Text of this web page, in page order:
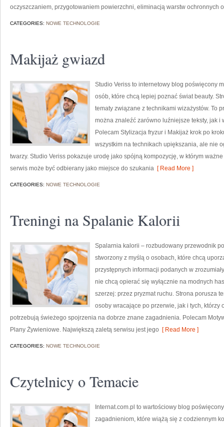
oczyszczaniem, przygotowaniem powierzchni, eliminacją warstw ochronnych
CATEGORIES: NOWE TECHNOLOGIE
Makijaż gwiazd
Studio Veriss to internetowy blog poświęcony
osób, które chcą lepiej poznać świat beauty.
tematy związane z technikami wizażystów. To
można znaleźć zarówno luźniejsze teksty, jak i
Polecam Stylizacja fryzur i Makijaż krok po
wszystkim na technikach upiększania, ale nie
twarzy. Studio Veriss pokazuje urodę jako spójną kompozycję, w którym
serwis może być odbierany jako miejsce do szukania [ Read More ]
CATEGORIES: NOWE TECHNOLOGIE
Treningi na Spalanie Kalorii
Spalarnia kalorii – rozbudowany przewodnik
stworzony z myślą o osobach, które chcą
przystępnych informacji podanych w
nie chcą opierać się wyłącznie na modnych
szerzej: przez pryzmat ruchu. Strona porusza
osoby wracające po przerwie, jak i tych,
potrzebują świeżego spojrzenia na dobrze znane zagadnienia. Polecam
Plany Żywieniowe. Największą zaletą serwisu jest jego [ Read More ]
CATEGORIES: NOWE TECHNOLOGIE
Czytelnicy o Temacie
Internat.com.pl to wartościowy blog
zagadnieniom, które wiążą się z codziennym